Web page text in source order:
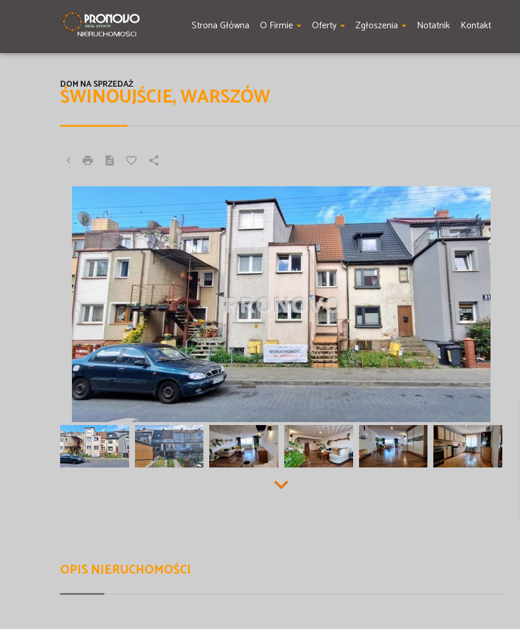
Strona Główna O Firmie Oferty Zgłoszenia Notatnik Kontakt
ŚWINOUJŚCIE, WARSZÓW
DOM NA SPRZEDAŻ
OPIS NIERUCHOMOŚCI